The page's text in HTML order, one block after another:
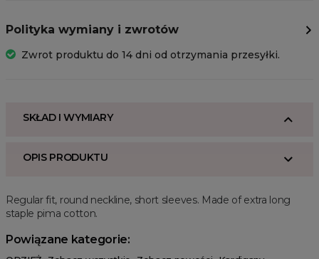
Polityka wymiany i zwrotów
Zwrot produktu do 14 dni od otrzymania przesyłki.
SKŁAD I WYMIARY
OPIS PRODUKTU
Regular fit, round neckline, short sleeves. Made of extra long
staple pima cotton.
Powiązane kategorie: